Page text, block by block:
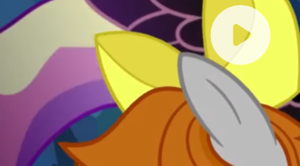
顶部底部
防止弹幕重叠
同步视频速度
半屏 3/4
顶部 底部